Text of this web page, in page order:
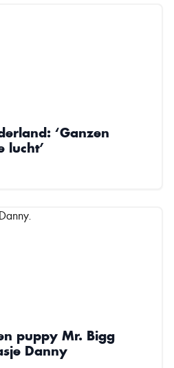
‘Ganzen
lucht’
puppy Mr. Bigg
Danny